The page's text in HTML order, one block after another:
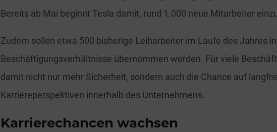
Bereits ab Mai beginnt Tesla damit, rund 1.000 neue Mitarbeiter
Zudem sollen etwa 500 bisherige Leiharbeiter im Laufe des Jahres
Beschäftigungsverhältnisse übernommen werden. Für viele
damit nicht nur mehr Sicherheit, sondern auch die Chance auf
Karriereperspektiven innerhalb des Unternehmens.
Karrierechancen wachsen